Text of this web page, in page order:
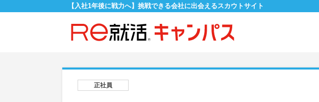
【入社1年後に戦力へ】挑戦できる会社に出会えるスカウトサイト
正社員